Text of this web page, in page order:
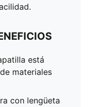
está
materiales
con lengüeta